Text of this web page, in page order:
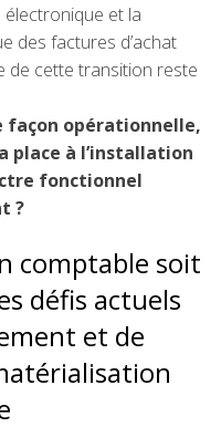
et la
des factures d’achat
de cette transition reste
façon opérationnelle,
place à l’installation
fonctionnel
?
comptable soit
défis actuels
et de